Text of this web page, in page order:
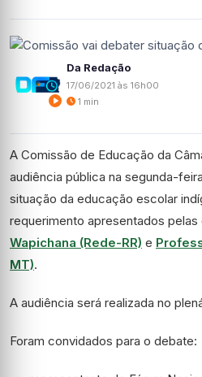
Da Redação
17/06/2021 às 16h00
1 min
A Comissão de Educação da
audiência pública na segunda-
situação da educação escolar
requerimento apresentados pelas
Wapichana (Rede-RR) e
MT).
A audiência será realizada no
Foram convidados para o debate: